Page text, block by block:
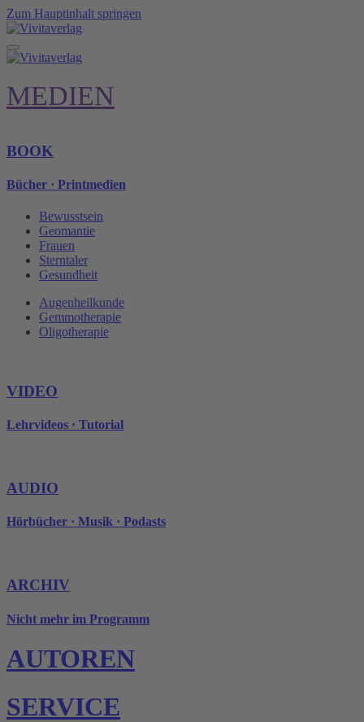
Zum Hauptinhalt springen
MEDIEN
BOOK
Bücher · Printmedien
Bewusstsein
Geomantie
Frauen
Sterntaler
Gesundheit
Augenheilkunde
Gemmotherapie
Oligotherapie
VIDEO
Lehrvideos · Tutorial
AUDIO
Hörbücher · Musik · Podasts
ARCHIV
Nicht mehr im Programm
AUTOREN
SERVICE